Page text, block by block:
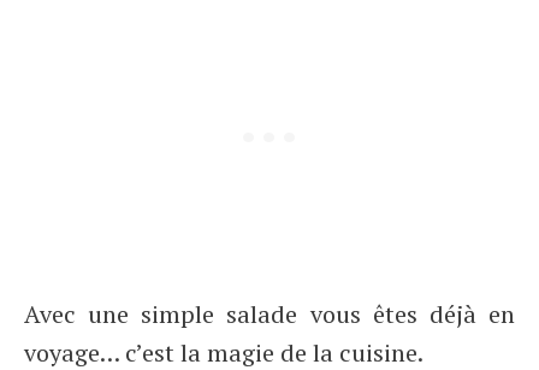
Avec une simple salade vous êtes déjà en
voyage… c’est la magie de la cuisine.